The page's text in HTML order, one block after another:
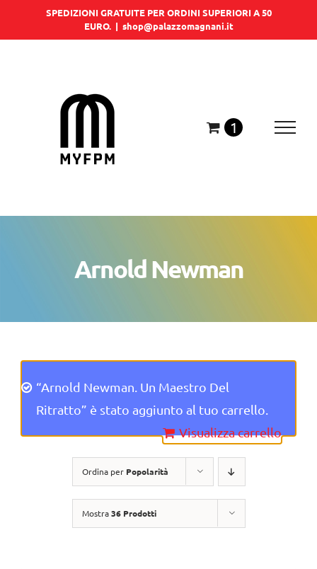
SPEDIZIONI GRATUITE PER ORDINI SUPERIORI A 50
EURO. | shop@palazzomagnani.it
1
Arnold Newman
“Arnold Newman. Un Maestro Del
Ritratto” è stato aggiunto al tuo carrello.
Visualizza carrello
Ordina per Popolarità
Mostra36 Prodotti